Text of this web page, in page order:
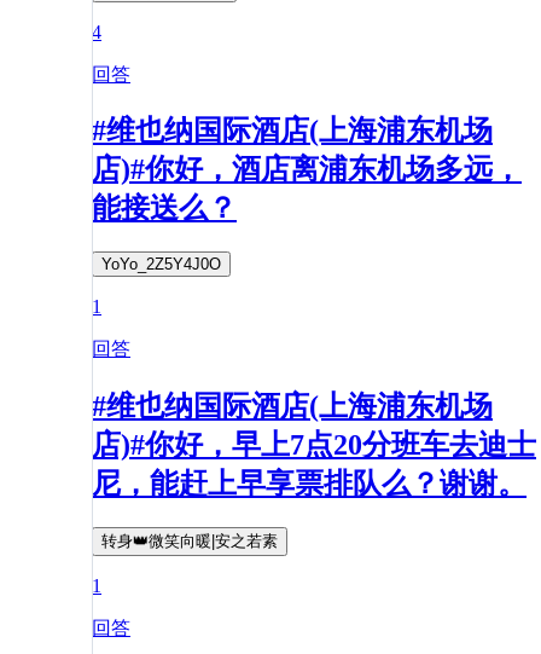
4
回答
#维也纳国际酒店(上海浦东机场
店)#你好，酒店离浦东机场多远，
能接送么？
YoYo_2Z5Y4J0O
1
回答
#维也纳国际酒店(上海浦东机场
店)#你好，早上7点20分班车去迪士
尼，能赶上早享票排队么？谢谢。
转身👑微笑向暖|安之若素
1
回答